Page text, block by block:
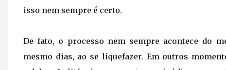
isso nem sempre é certo.
De fato, o processo nem sempre acontece do
mesmo dias, ao se liquefazer. Em outros